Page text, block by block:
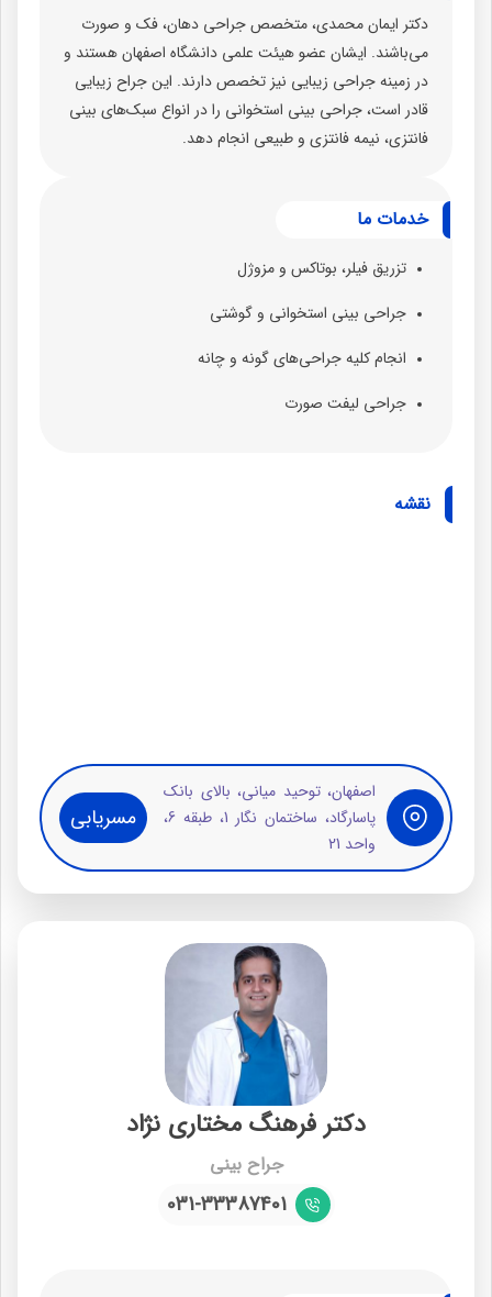
دکتر ایمان محمدی، متخصص جراحی دهان، فک و صورت
می‌باشند. ایشان عضو هیئت علمی دانشگاه اصفهان هستند و
در زمینه جراحی زیبایی نیز تخصص دارند. این جراح زیبایی
قادر است، جراحی بینی استخوانی را در انواع سبک‌های بینی
فانتزی، نیمه فانتزی و طبیعی انجام دهد.
خدمات ما
تزریق فیلر، بوتاکس و مزوژل
جراحی بینی استخوانی و گوشتی
انجام کلیه جراحی‌های گونه و چانه
جراحی لیفت صورت
نقشه
اصفهان، توحید میانی، بالای بانک
پاسارگاد، ساختمان نگار 1، طبقه 6،
واحد 21
مسریابی
دکتر فرهنگ مختاری نژاد
جراح بینی
031-33387401